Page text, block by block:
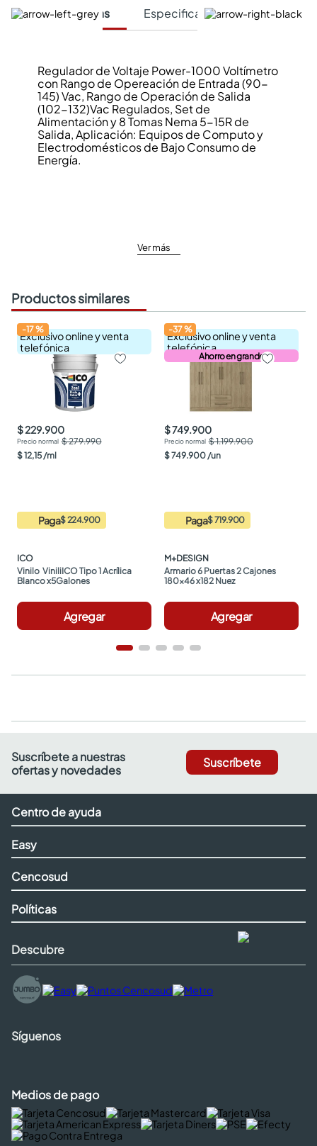
Características Especificaciones Técnicas
Regulador de Voltaje Power-1000 Voltímetro
con Rango de Opereación de Entrada (90-
145) Vac, Rango de Operación de Salida
(102-132)Vac Regulados, Set de
Alimentación y 8 Tomas Nema 5-15R de
Salida, Aplicación: Equipos de Computo y
Electrodomésticos de Bajo Consumo de
Energía.
Ver más
Productos similares
Exclusivo online y venta
telefónica
-17%
$ 229.900
$ 279.990
$12,15/ml
Paga$ 224.900
ICO
Vinilo  ViniliICO Tipo 1 Acrílica
Blanco x5Galones
Agregar
Exclusivo online y venta
telefónica
Ahorro en grande
-37%
$ 749.900
$ 1.199.900
$749.900/un
Paga$ 719.900
M+DESIGN
Armario 6 Puertas 2 Cajones
180x46 x182 Nuez
Agregar
Suscríbete a nuestras
ofertas y novedades
Suscríbete
Centro de ayuda
Easy
Cencosud
Políticas
Descubre
Síguenos
Medios de pago